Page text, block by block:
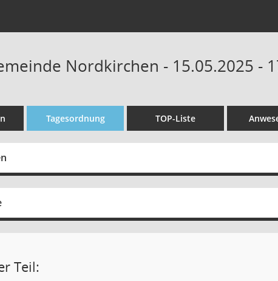
Nordkirchen - 15.05.2025 -
Tagesordnung TOP-Liste
Teil: